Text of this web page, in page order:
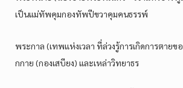
เป็นแม่ทัพคุมกองทัพปีขวาคุมคนธรรพ์
พระกาล (เทพแห่งเวลา ที่ล่วงรู้การเกิดการตายข
กกาย (กองเสบียง) และเหล่าวิทยาธร